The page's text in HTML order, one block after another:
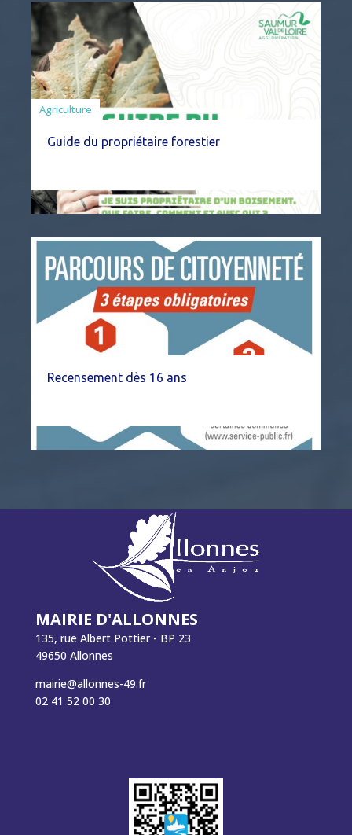
Agriculture
Guide du propriétaire forestier
Recensement dès 16 ans
MAIRIE D'ALLONNES
135, rue Albert Pottier - BP 23
49650 Allonnes
mairie@allonnes-49.fr
02 41 52 00 30